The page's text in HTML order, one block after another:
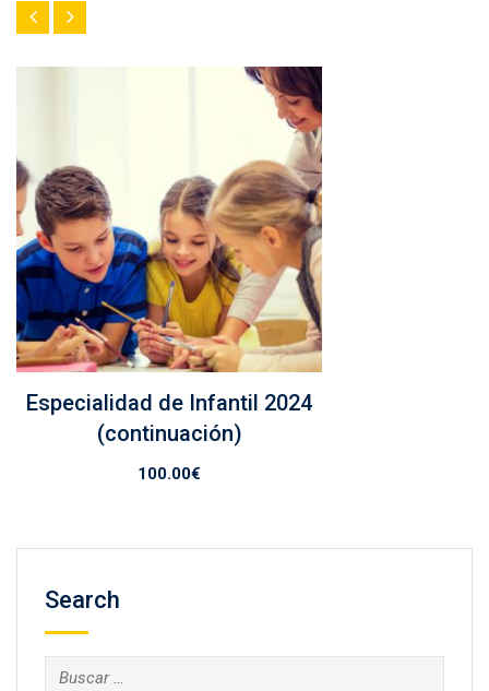
Especialidad de Infantil 2024
(continuación)
100.00€
Search
Buscar: